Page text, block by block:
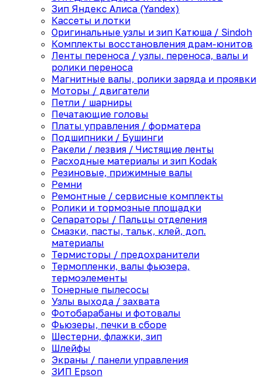
Зип Яндекс Алиса (Yandex)
Кассеты и лотки
Оригинальные узлы и зип Катюша / Sindoh
Комплекты восстановления драм-юнитов
Ленты переноса / узлы. переноса, валы и
ролики переноса
Магнитные валы, ролики заряда и проявки
Моторы / двигатели
Петли / шарниры
Печатающие головы
Платы управления / форматера
Подшипники / Бушинги
Ракели / лезвия / Чистящие ленты
Расходные материалы и зип Kodak
Резиновые, прижимные валы
Ремни
Ремонтные / сервисные комплекты
Ролики и тормозные площадки
Сепараторы / Пальцы отделения
Смазки, пасты, тальк, клей, доп.
материалы
Термисторы / предохранители
Термопленки, валы фьюзера,
термоэлементы
Тонерные пылесосы
Узлы выхода / захвата
Фотобарабаны и фотовалы
Фьюзеры, печки в сборе
Шестерни, флажки, зип
Шлейфы
Экраны / панели управления
ЗИП Epson